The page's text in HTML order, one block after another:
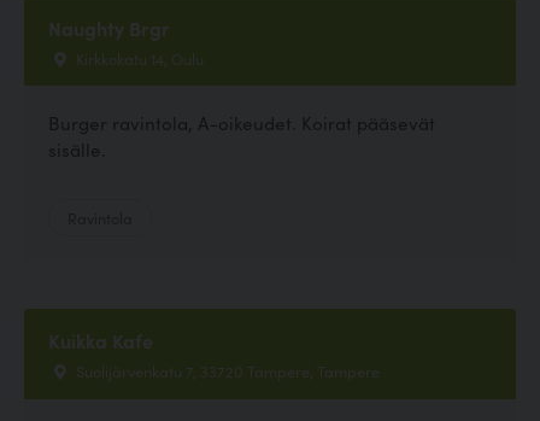
Naughty Brgr
Kirkkokatu 14, Oulu
Burger ravintola, A-oikeudet. Koirat pääsevät
sisälle.
Kuikka Kafe
Suolijärvenkatu 7, 33720 Tampere, Tampere